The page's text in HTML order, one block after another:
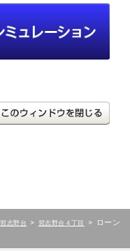
習志野台 > 習志野台４丁目 >
ローン